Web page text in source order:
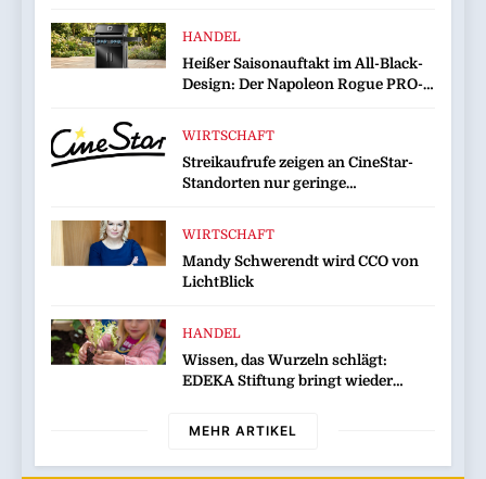
Greenpeace-Report dokumentiert
Folgen des russischen
Drohnenangriffs
HANDEL
Heißer Saisonauftakt im All-Black-
Design: Der Napoleon Rogue PRO-S
WIRTSCHAFT
Streikaufrufe zeigen an CineStar-
Standorten nur geringe
WIRTSCHAFT
Mandy Schwerendt wird CCO von
LichtBlick
HANDEL
Wissen, das Wurzeln schlägt:
EDEKA Stiftung bringt wieder
MEHR ARTIKEL